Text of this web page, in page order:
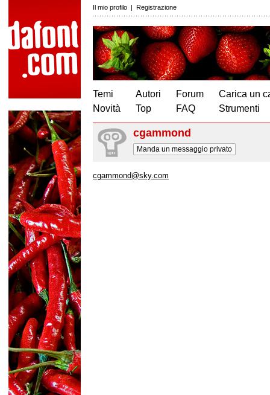
Il mio profilo | Registrazione
Temi
Novità
Autori
Top
Forum
FAQ
Carica un
Strumenti
cgammond
Manda un messaggio privato
cgammond@sky.com